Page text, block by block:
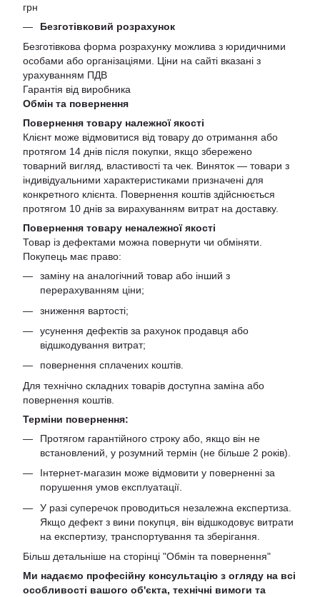
грн
Безготівковий розрахунок
Безготівкова форма розрахунку можлива з юридичними
особами або організаціями. Ціни на сайті вказані з
урахуванням ПДВ
Гарантія від виробника
Обмін та повернення
Повернення товару належної якості
Клієнт може відмовитися від товару до отримання або
протягом 14 днів після покупки, якщо збережено
товарний вигляд, властивості та чек. Виняток — товари з
індивідуальними характеристиками призначені для
конкретного клієнта. Повернення коштів здійснюється
протягом 10 днів за вирахуванням витрат на доставку.
Повернення товару неналежної якості
Товар із дефектами можна повернути чи обміняти.
Покупець має право:
заміну на аналогічний товар або інший з
перерахуванням ціни;
зниження вартості;
усунення дефектів за рахунок продавця або
відшкодування витрат;
повернення сплачених коштів.
Для технічно складних товарів доступна заміна або
повернення коштів.
Терміни повернення:
Протягом гарантійного строку або, якщо він не
встановлений, у розумний термін (не більше 2 років).
Інтернет-магазин може відмовити у поверненні за
порушення умов експлуатації.
У разі суперечок проводиться незалежна експертиза.
Якщо дефект з вини покупця, він відшкодовує витрати
на експертизу, транспортування та зберігання.
Більш детальніше на сторінці "Обмін та повернення"
Ми надаємо професійну консультацію з огляду на всі
особливості вашого об'єкта, технічні вимоги та